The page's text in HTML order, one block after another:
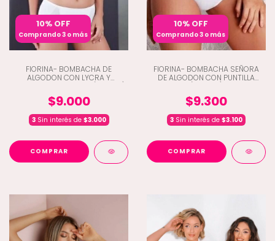
10% OFF
Comprando 3 o más
FIORINA- BOMBACHA DE
ALGODON CON LYCRA Y
$9.000
3Sin interés de $3.000
COMPRAR
10% OFF
Comprando 3 o más
FIORINA- BOMBACHA SEÑORA
DE ALGODON CON PUNTILLA
$9.300
3 Sin interés de $3.100
COMPRAR